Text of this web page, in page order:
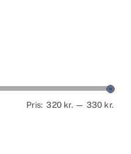
Pris: 320 kr.— 330 kr.